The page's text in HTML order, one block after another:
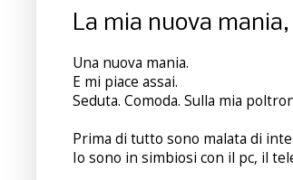
La mia nuova
Una nuova mania.
E mi piace assai.
Seduta. Comoda. Sulla mia
Prima di tutto sono malata di
Io sono in simbiosi con il pc, il